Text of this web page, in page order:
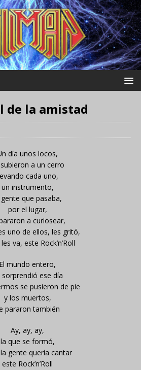
de la amistad
día unos locos,
a un cerro
cada uno,
un instrumento,
que pasaba,
por el lugar,
a curiosear,
uno de ellos, les gritó,
va, este Rock’n’Roll
El mundo entero,
sorprendió ese día
se pusieron de pie
y los muertos,
pararon también
Ay, ay, ay,
la que se formó,
gente quería cantar
este Rock’n’Roll